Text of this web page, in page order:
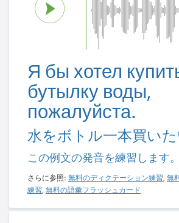
Я бы хотел
бутылку воды,
пожалуйста.
水をボトル一本買いた
この例文の発音を練習します。
さらに参照: 無料のディクテーション練習, 無
練習, 無料の語彙フラッシュカード